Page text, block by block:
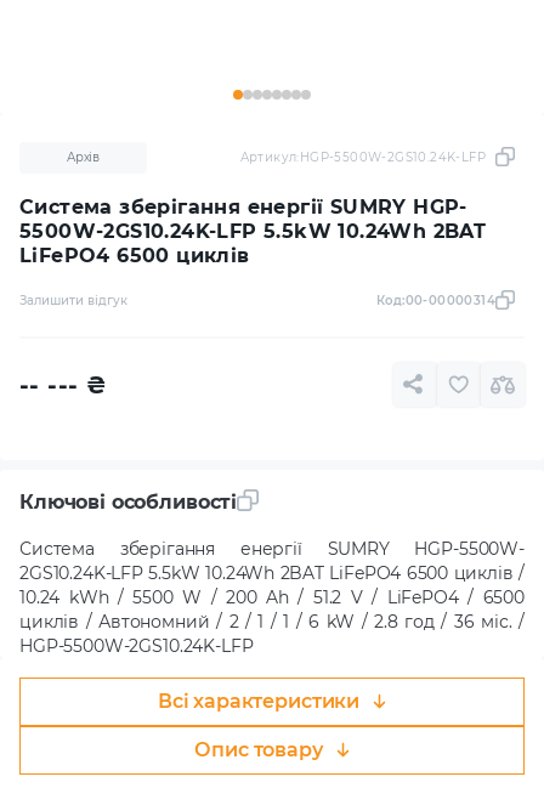
Система зберігання енергії SUMRY HGP-
5500W-2GS10.24K-LFP 5.5kW 10.24Wh 2BAT
LiFePO4 6500 циклів
Архів Артикул:HGP-5500W-2GS10.24K-LFP
Залишити відгук Код:00-00000314
-- --- ₴
Ключові особливості
Система зберігання енергії SUMRY HGP-5500W-
2GS10.24K-LFP 5.5kW 10.24Wh 2BAT LiFePO4 6500 циклів /
10.24 kWh / 5500 W / 200 Ah / 51.2 V / LiFePO4 / 6500
циклів / Автономний / 2 / 1 / 1 / 6 kW / 2.8 год / 36 міс. /
HGP-5500W-2GS10.24K-LFP
Всі характеристики
Опис товару